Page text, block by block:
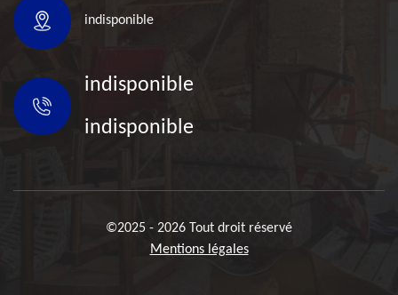
indisponible
indisponible
indisponible
©2025 - 2026 Tout droit réservé
Mentions légales